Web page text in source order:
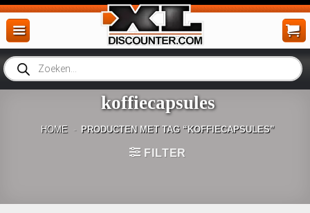
Ga
naar
inhoud
Producten
zoeken
koffiecapsules
HOME - PRODUCTEN MET TAG “KOFFIECAPSULES”
FILTER